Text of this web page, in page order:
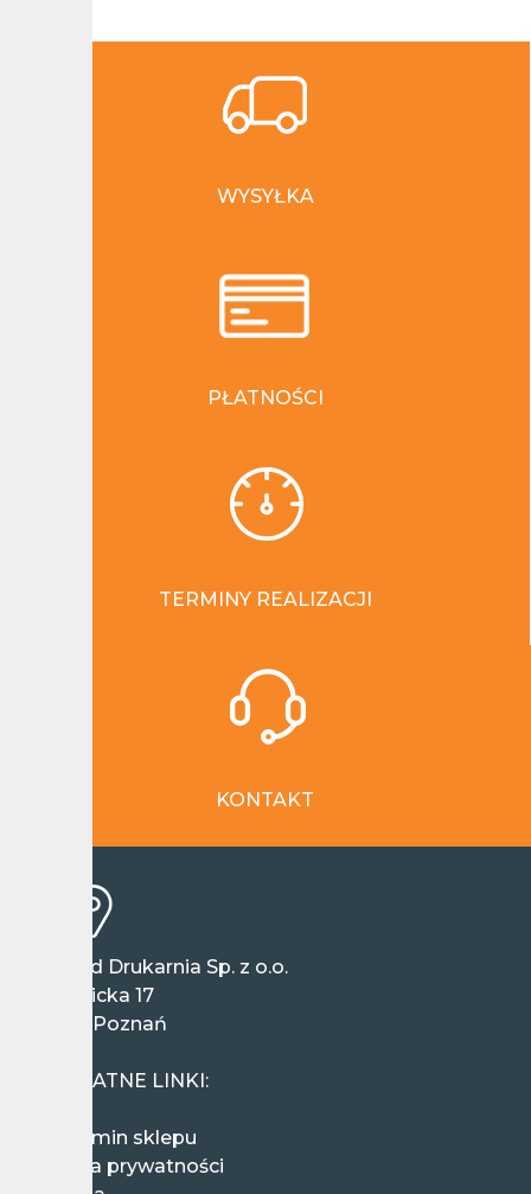
WYSYŁKA
PŁATNOŚCI
TERMINY REALIZACJI
KONTAKT
Wieland Drukarnia Sp. z o.o.
ul. Ziębicka 17
60-164 Poznań
PRZYDATNE LINKI:
Regulamin sklepu
Polityka prywatności